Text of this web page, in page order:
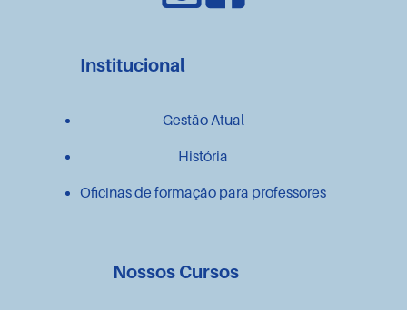
Institucional
Gestão Atual
História
Oficinas de formação para professores
Nossos Cursos